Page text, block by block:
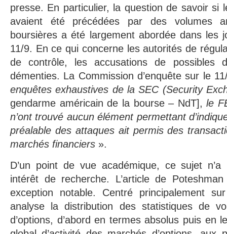
presse. En particulier, la question de savoir si
avaient été précédées par des volumes
boursières a été largement abordée dans les
11/9. En ce qui concerne les autorités de
de contrôle, les accusations de possibles
démenties. La Commission d’enquête sur le
enquêtes exhaustives de la SEC (Security
gendarme américain de la bourse – NdT],le
n’ont trouvé aucun élément permettant
préalable des attaques ait permis des
marchés financiers ».
D’un point de vue académique, ce sujet
intérêt de recherche. L’article de
exception notable. Centré principalement
analyse la distribution des statistiques de
d’options, d’abord en termes absolus puis en